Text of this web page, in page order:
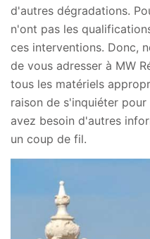
d'autres dégradations.
n'ont pas les
ces interventions. Donc,
de vous adresser à MW
tous les matériels
raison de s'inquiéter
avez besoin d'autres
un coup de fil.